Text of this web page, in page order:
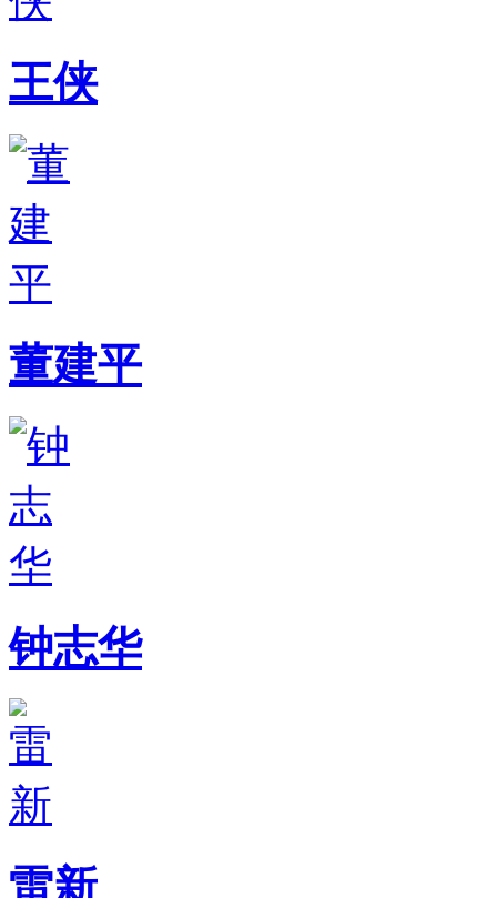
王侠
董建平
钟志华
雷新